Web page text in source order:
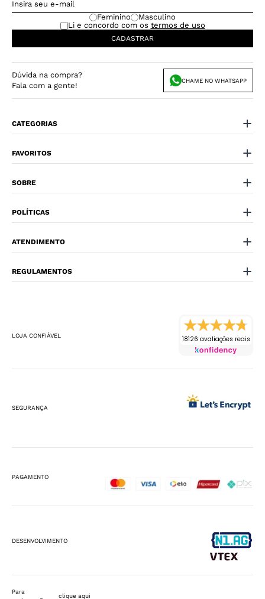
Feminino
Masculino
Li e concordo com os termos de uso
CADASTRAR
Dúvida na compra?
Fala com a gente!
CHAME NO WHATSAPP
CATEGORIAS
FAVORITOS
SOBRE
POLÍTICAS
ATENDIMENTO
REGULAMENTOS
LOJA CONFIÁVEL 18126 avaliações reais
SEGURANÇA
PAGAMENTO
DESENVOLVIMENTO
Para
clique aqui